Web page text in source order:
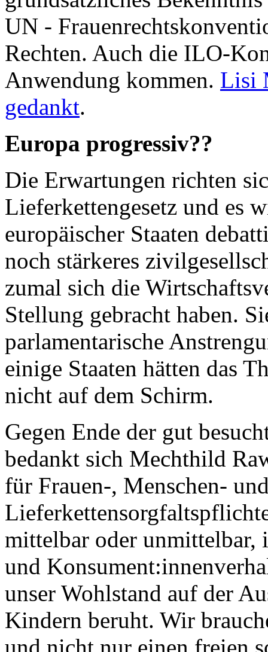
UN -
Rechten. Auch die ILO-
Anwendung kommen. Lisi
gedankt.
Europa progressiv??
Die Erwartungen richten
Lieferkettengesetz und es
europäischer Staaten
noch stärkeres
zumal sich die
Stellung gebracht haben.
parlamentarische
einige Staaten hätten das
nicht auf dem Schirm.
Gegen Ende der gut
bedankt sich Mechthild
für Frauen-, Menschen-
mittelbar oder unmittelbar,
und
unser Wohlstand auf der
Kindern beruht. Wir
und nicht nur einen freien